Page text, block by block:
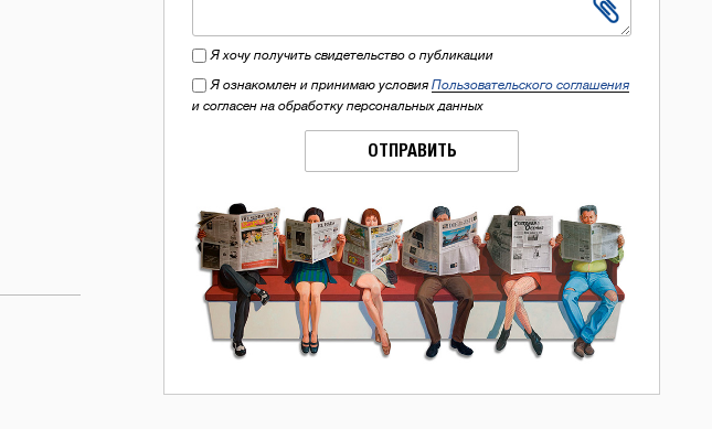
Я хочу получить свидетельство о публикации
Я ознакомлен и принимаю условия Пользовательского соглашения
и согласен на обработку персональных данных
ОТПРАВИТЬ